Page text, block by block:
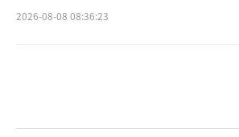
2026-08-08 08:36:23